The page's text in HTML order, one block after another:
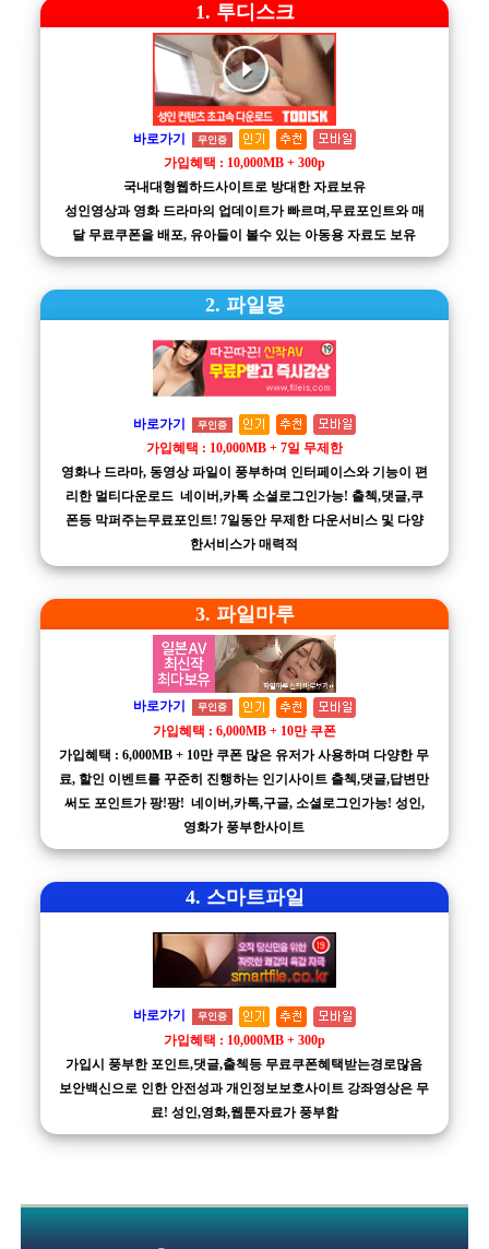
1. 투디스크
바로가기 무인증
가입혜택 : 10,000MB + 300p
국내대형웹하드사이트로 방대한 자료보유
성인영상과 영화 드라마의 업데이트가 빠르며,무료포인트와 매
달 무료쿠폰을 배포, 유아들이 볼수 있는 아동용 자료도 보유
2. 파일몽
바로가기 무인증
가입혜택 : 10,000MB + 7일 무제한
영화나 드라마, 동영상 파일이 풍부하며 인터페이스와 기능이 편
리한 멀티다운로드 네이버,카톡 소셜로그인가능! 출첵,댓글,쿠
폰등 막퍼주는무료포인트! 7일동안 무제한 다운서비스 및 다양
한서비스가 매력적
3. 파일마루
바로가기 무인증
가입혜택 : 6,000MB + 10만 쿠폰
가입혜택 : 6,000MB + 10만 쿠폰 많은 유저가 사용하며 다양한 무
료, 할인 이벤트를 꾸준히 진행하는 인기사이트 출첵,댓글,답변만
써도 포인트가 팡!팡! 네이버,카톡,구글, 소셜로그인가능! 성인,
영화가 풍부한사이트
4. 스마트파일
바로가기 무인증
가입혜택 : 10,000MB + 300p
가입시 풍부한 포인트,댓글,출첵등 무료쿠폰혜택받는경로많음
보안백신으로 인한 안전성과 개인정보보호사이트 강좌영상은 무
료! 성인,영화,웹툰자료가 풍부함